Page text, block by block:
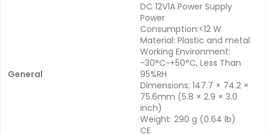
General
DC 12V1A Power Supply
Power
Consumption:<12 W
Material: Plastic and metal
Working Environment:
-30°C~+50°C, Less Than
95%RH
Dimensions: 147.7 × 74.2 ×
75.6mm (5.8 × 2.9 × 3.0
inch)
Weight: 290 g (0.64 lb)
CE